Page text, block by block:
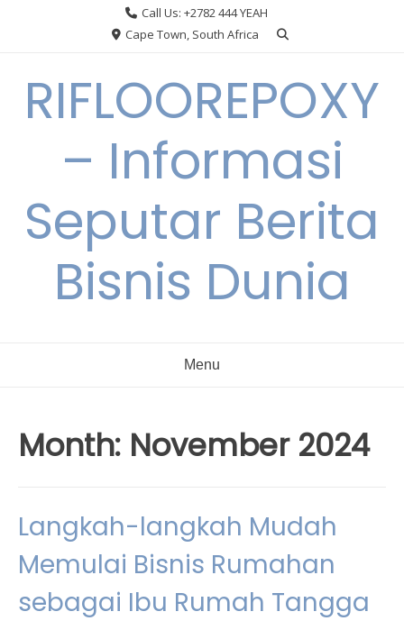
Call Us: +2782 444 YEAH
Cape Town, South Africa
RIFLOOREPOXY
– Informasi
Seputar Berita
Bisnis Dunia
Menu
Month: November 2024
Langkah-langkah Mudah
Memulai Bisnis Rumahan
sebagai Ibu Rumah Tangga